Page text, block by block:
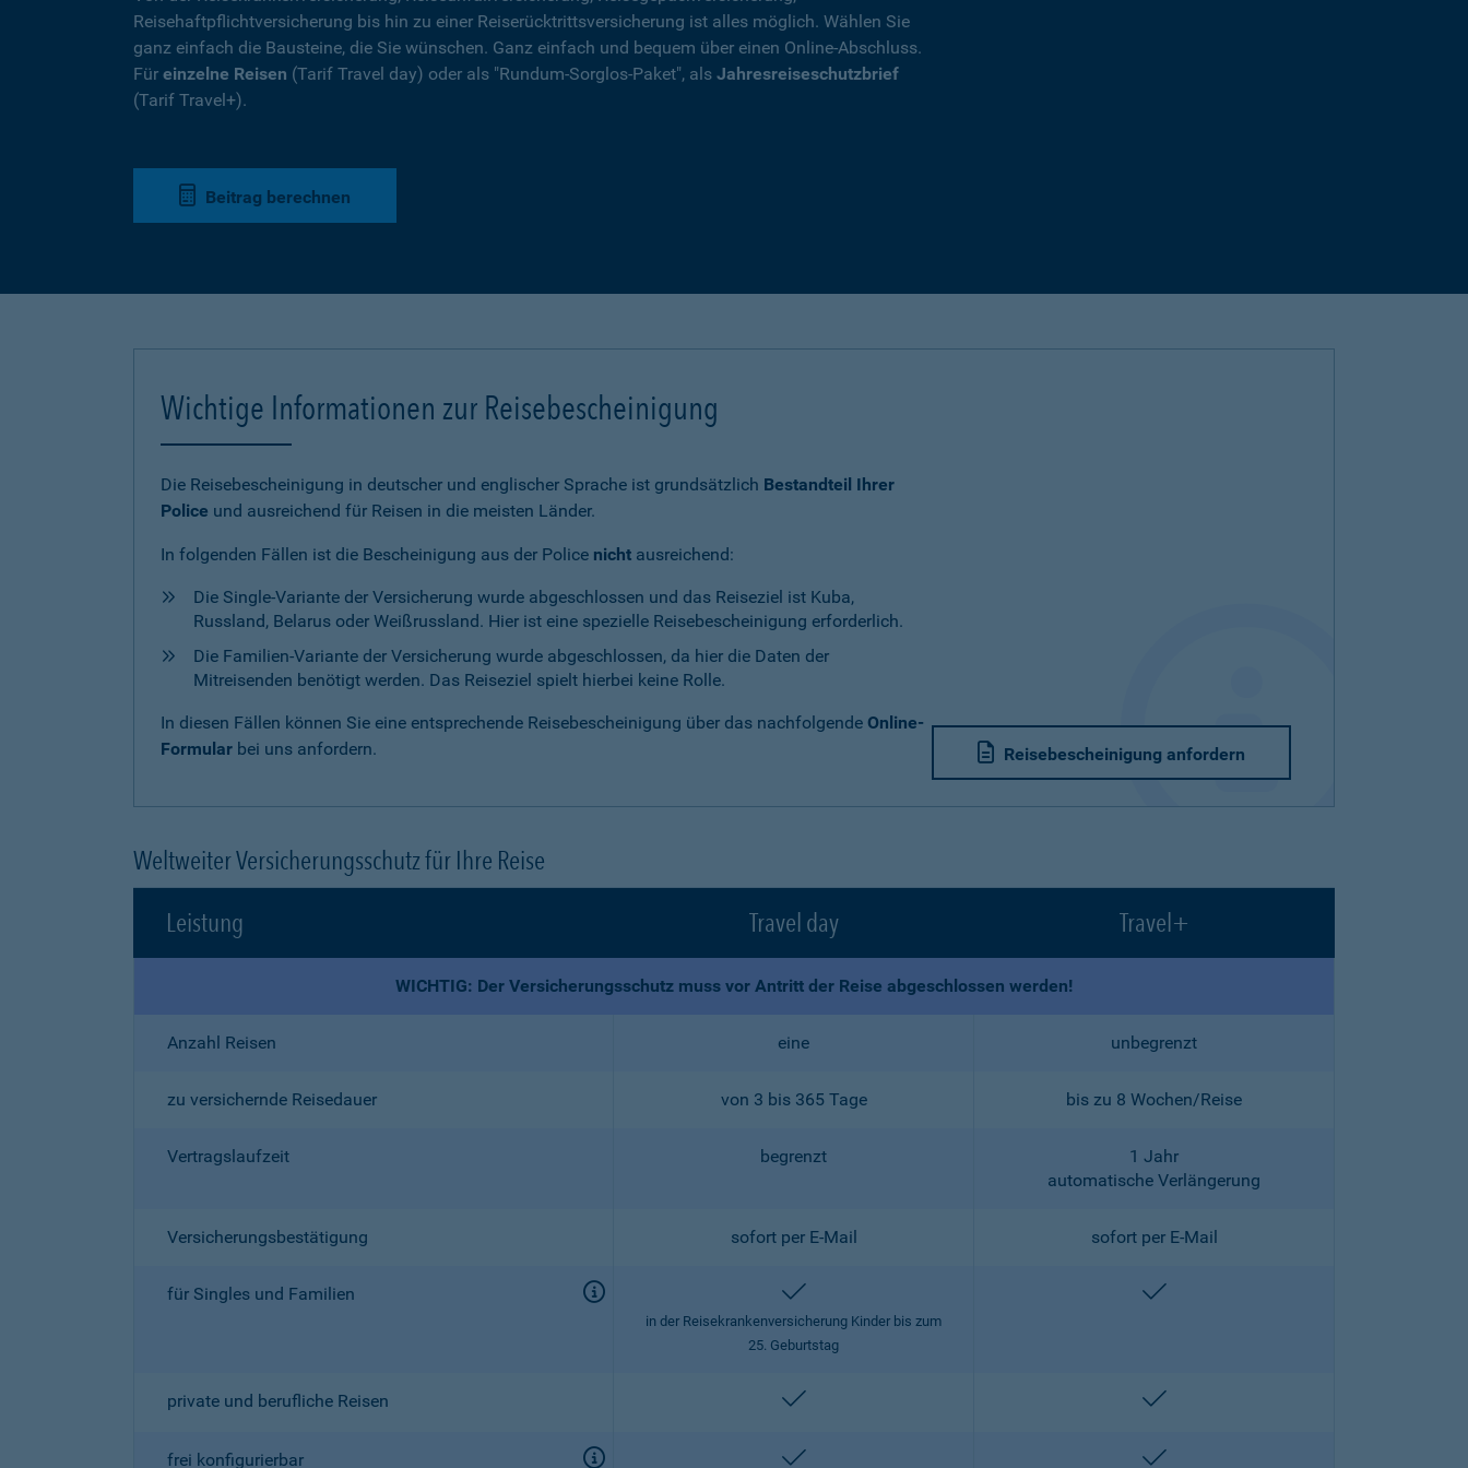
Reisehaftpflichtversicherung bis hin zu einer Reiserücktrittsversicherung ist alles möglich. Wählen Sie
ganz einfach die Bausteine, die Sie wünschen. Ganz einfach und bequem über einen Online-Abschluss.
Für einzelne Reisen (Tarif Travel day) oder als "Rundum-Sorglos-Paket", als Jahresreiseschutzbrief
(Tarif Travel+).
Beitrag berechnen
Wichtige Informationen zur Reisebescheinigung
Die Reisebescheinigung in deutscher und englischer Sprache ist grundsätzlich Bestandteil Ihrer
Police und ausreichend für Reisen in die meisten Länder.
In folgenden Fällen ist die Bescheinigung aus der Police nicht ausreichend:
Die Single-Variante der Versicherung wurde abgeschlossen und das Reiseziel ist Kuba,
Russland, Belarus oder Weißrussland. Hier ist eine spezielle Reisebescheinigung erforderlich.
Die Familien-Variante der Versicherung wurde abgeschlossen, da hier die Daten der
Mitreisenden benötigt werden. Das Reiseziel spielt hierbei keine Rolle.
In diesen Fällen können Sie eine entsprechende Reisebescheinigung über das nachfolgende Online-
Formular bei uns anfordern. Reisebescheinigung anfordern
Weltweiter Versicherungsschutz für Ihre Reise
Leistung
Travel day Travel+
WICHTIG: Der Versicherungsschutz muss vor Antritt der Reise abgeschlossen werden!
Anzahl Reisen eine unbegrenzt
zu versichernde Reisedauer von 3 bis 365 Tage bis zu 8 Wochen/Reise
Vertragslaufzeit begrenzt
1 Jahr
automatische Verlängerung
Versicherungsbestätigung sofort per E-Mail sofort per E-Mail
für Singles und Familien enthalten
in der Reisekrankenversicherung Kinder bis zum
25. Geburtstag
enthalten
private und berufliche Reisen enthalten enthalten
frei konfigurierbar enthalten enthalten